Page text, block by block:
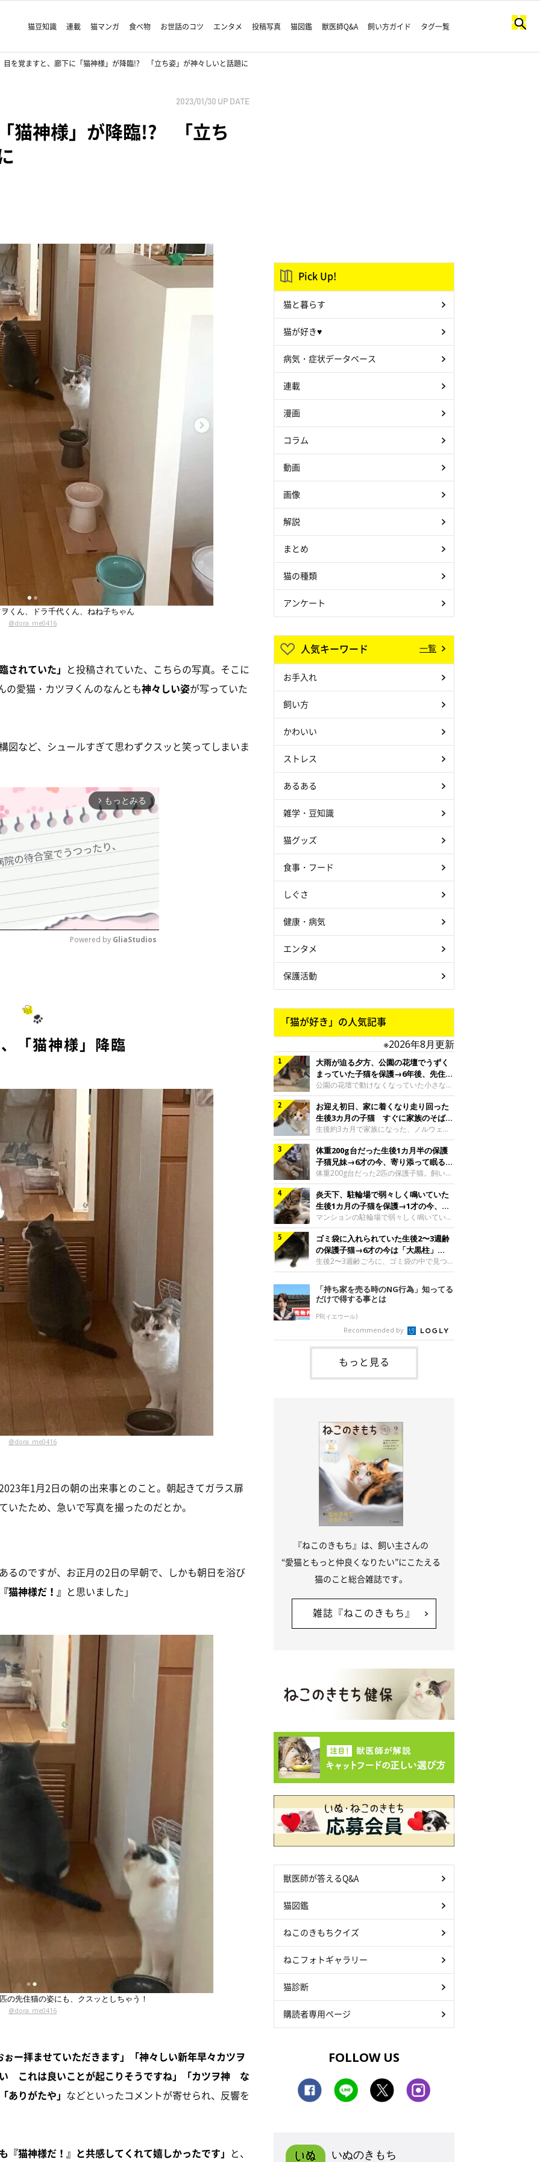
猫豆知識 連載 猫マンガ 食べ物 お世話のコツ エンタメ 投稿写真 猫図鑑 獣医師Q&A 飼い方ガイド タグ一覧
目を覚ますと、廊下に「猫神様」が降臨!? 「立ち姿」が神々しいと話題に
2023/01/30 UP DATE
猫神様」が降臨!? 「立ち
くん、ドラ千代くん、ねね子ちゃん
@dora_me0416
されていた」 と投稿されていた、こちらの写真。そこに
の愛猫・カツヲくんのなんとも神々しい姿が写っていた
図など、シュールすぎて思わずクスッと笑ってしまいま
arrow_forward_ios もっとみる
Powered by GliaStudios
「猫神様」降臨
@dora_me0416
年1月2日の朝の出来事とのこと。朝起きてガラス扉
たため、急いで写真を撮ったのだとか。
るのですが、お正月の2日の早朝で、しかも朝日を浴び
猫神様だ！』 と思いました」
の先住猫の姿にも、クスッとしちゃう！
@dora_me0416
ぉー拝ませていただきます」「神々しい新年早々カツヲ
これは良いことが起こりそうですね」「カツヲ神 な
ありがたや」 などといったコメントが寄せられ、反響を
『猫神様だ！』と共感してくれて嬉しかったです」 と、
Pick Up!
猫と暮らす
猫が好き♥
病気・症状データベース
連載
漫画
コラム
動画
画像
解説
まとめ
猫の種類
アンケート
人気キーワード 一覧
お手入れ
飼い方
かわいい
ストレス
あるある
雑学・豆知識
猫グッズ
食事・フード
しぐさ
健康・病気
エンタメ
保護活動
「猫が好き」の人気記事
※2026年8月更新
大雨が迫る夕方、公園の花壇でうずく
まっていた子猫を保護→6年後、先住猫
と“姉妹”のような関係に
公園の花壇で動けなくなっていた小さな子
猫。家族に迎えられてから6年、先住猫と
の間には深い絆が育まれていました。保護
当時のティダちゃん。
@muumuu62197189紹介するのは、
X（旧Twitter）ユーザー
@muumuu62197189さんの愛猫・ティダ
ちゃん（取材時6才）の成長記録です。こ
ちらは、生後3カ月ごろのティダちゃん。
飼い主さんが出会ったのは、夜から大雨に
なると予報されていた日の夕方でした。花
壇で動けずにいた子猫保護したばかりのテ
ィダちゃん。@muumuu62197189飼い主
さんは、公園の
お迎え初日、家に着くなり走り回った
生後3カ月の子猫 すぐに家族のそばで
落ち着く姿に「迎えてよかった」
生後約3カ月で家族になった、ノルウェー
ジャンフォレストキャットの子猫。お迎え
翌日には、すでに家でくつろぐ様子を見せ
ていました。お迎え翌日、ベッドでうとう
とするむうちゃんお迎え翌日のむうちゃ
ん。@umimugi0304紹介するのは、
Instagramユーザー@umimugi0304さんの
愛猫・むうちゃん（撮影時、生後約3カ月
／ノルウェージャンフォレストキャッ
ト）。こちらは、お迎え翌日に撮影された
一枚。ゴハンをお腹いっぱい食べたむうち
ゃんは眠くなり、飼い主さん夫婦のベッド
でうとうとし始めたのだとか。飼い主さ
体重200g台だった生後1カ月半の保護
子猫兄妹→6才の今、寄り添って眠る姿
にほっこり！
体重200g台だった2匹の保護子猫。飼い主
さんの家族になってから6年、ともに成長
するなかで、2匹の関係にも少しずつ変化
が見られました。家族になったばかりの小
さな兄妹猫（写真上から）妹猫・てんちゃ
ん、兄猫・ラムくん。@ten_ramu紹介す
るのは、X（旧Twitter）ユーザー
@ten_ramuさんの愛猫・ラムくんとてん
ちゃん（ともに取材時6才）の成長記録で
す。この写真は、お迎えして間もない生後
グラム、てんちゃんは209グラムと、どち
らもとても小さな体でした。2匹
炎天下、駐輪場で弱々しく鳴いていた
生後1カ月の子猫を保護→1才の今、筋
肉質でツンデレなコに成長
マンションの駐輪場で弱々しく鳴いてい
た、生後1カ月ほどの子猫。家族に迎えら
れてから1年、体も行動も大きく成長しま
した。炎天下の駐輪場で鳴いていた小さな
子猫保護当時のモモちゃん。@Kingponzu
紹介するのは、X（旧Twitter）ユーザー
@Kingponzuさんの愛猫・モモちゃん（取
材時1才）の成長記録です。こちらは、モ
モちゃんが生後1カ月ごろに撮影された一
枚。飼い主さんの自宅マンションの駐輪場
で鳴いていたところを保護された当時の姿
です。子猫時代のモモちゃん。
@Kingponzuその日は気温が35℃を
ゴミ袋に入れられていた生後2〜3週齢
の保護子猫→6才の今は「大黒柱」
に！ 美しい黒猫に成長した姿にグッ
とくる
生後2〜3週齢ごろに、ゴミ袋の中で見つか
った小さな命。ミルクから育てられたその
子猫は今、家族に欠かせない存在へと成長
しました。ゴミ袋の中で見つかった、ミニ
モグラのような子猫よちよち歩きをしてい
たころの、生後2〜3週齢ごろのドンちゃ
ん。@doddou_1今回紹介するのは、
X（旧Twitter）ユーザー@doddou_1さん
の愛猫・ドンちゃん（取材時、推定6才／
本名：ドミトリー・ドンスコイ）。ドンち
ゃんは、保護猫でした。ドンちゃんが見つ
かったのは、飼い主さんの姉の勤め先の敷
「持ち家を売る時のNG行為」知ってる
だけで得する事とは
PR(イエウール)
Recommended by
もっと見る
『ねこのきもち』は、飼い主さんの
“愛猫ともっと仲良くなりたい”にこたえる
猫のこと総合雑誌です。
雑誌『ねこのきもち』
獣医師が答えるQ&A
猫図鑑
ねこのきもちクイズ
ねこフォトギャラリー
猫診断
購読者専用ページ
FOLLOW US
いぬのきもち